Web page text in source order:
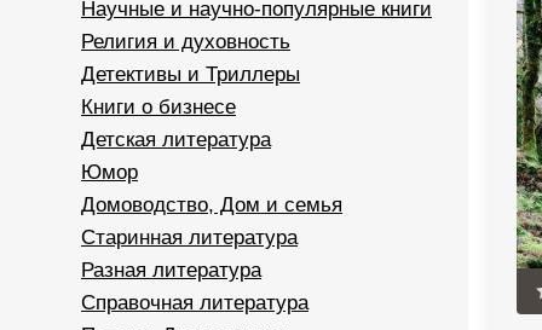
Научные и научно-популярные книги
Религия и духовность
Детективы и Триллеры
Книги о бизнесе
Детская литература
Юмор
Домоводство, Дом и семья
Старинная литература
Разная литература
Справочная литература